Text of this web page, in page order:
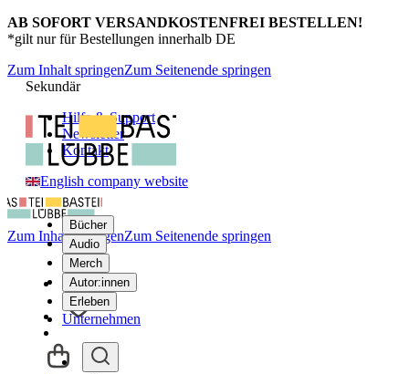
AB SOFORT VERSANDKOSTENFREI BESTELLEN!
*gilt nur für Bestellungen innerhalb DE
Zum Inhalt springenZum Seitenende springen
Sekundär
Hilfe & Support
Newsletter
Kontakt
English company website
Bücher
Audio
Merch
Autor:innen
Erleben
Unternehmen
Zum Inhalt springenZum Seitenende springen